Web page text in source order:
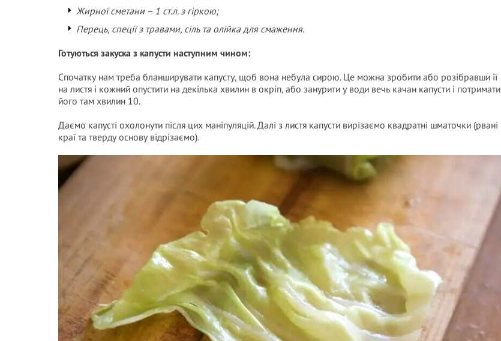
Жирної сметани – 1 ст.л. з гіркою;
Перець, спеції з травами, сіль та олійка для смаження.
Готуються закуска з капусти наступним чином:
Спочатку нам треба бланширувати капусту, щоб вона небула сирою. Це можна зробити або розібравши її
на листя і кожний опустити на декілька хвилин в окріп, або занурити у води вечь качан капусти і потримати
його там хвилин 10.
Даємо капусті охолонути після цих маніпуляцій. Далі з листя капусти вирізаємо квадратні шматочки (рвані
краї та тверду основу відрізаємо).